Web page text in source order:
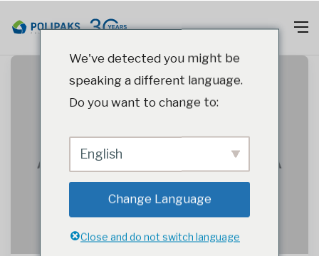
We've detected you might be
speaking a different language.
Do you want to change to:
English
Change Language
Close and do not switch language